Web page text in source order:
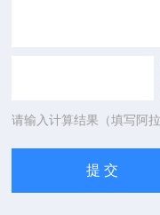
请输入计算结果（填写阿